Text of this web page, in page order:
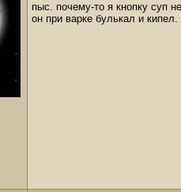
пыс. почему-то я кнопку суп
он при варке булькал и